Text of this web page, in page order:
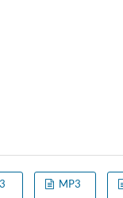
MP3